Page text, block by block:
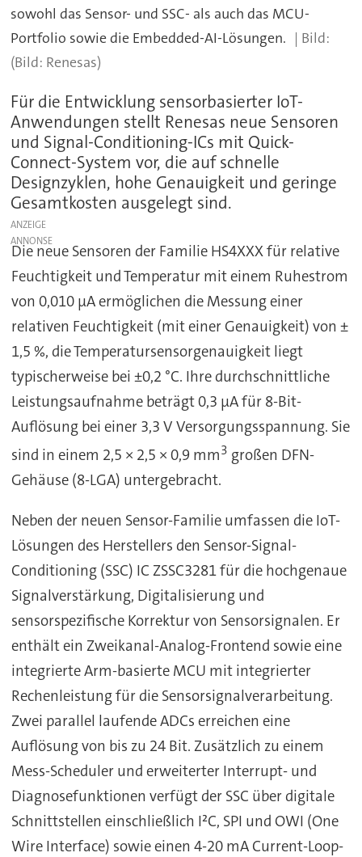
sowohl das Sensor- und SSC- als auch das MCU-
Portfolio sowie die Embedded-AI-Lösungen.
(Bild: Renesas)
Für die Entwicklung sensorbasierter IoT-
Anwendungen stellt Renesas neue Sensoren
und Signal-Conditioning-ICs mit Quick-
Connect-System vor, die auf schnelle
Designzyklen, hohe Genauigkeit und geringe
Gesamtkosten ausgelegt sind.
ANZEIGE
Die neue Sensoren der Familie HS4XXX für relative
Feuchtigkeit und Temperatur mit einem Ruhestrom
von 0,010 µA ermöglichen die Messung einer
relativen Feuchtigkeit (mit einer Genauigkeit) von ±
1,5 %, die Temperatursensorgenauigkeit liegt
typischerweise bei ±0,2 °C. Ihre durchschnittliche
Leistungsaufnahme beträgt 0,3 µA für 8-Bit-
Auflösung bei einer 3,3 V Versorgungsspannung. Sie
sind in einem 2,5 × 2,5 × 0,9 mm3 großen DFN-
Gehäuse (8-LGA) untergebracht.
Neben der neuen Sensor-Familie umfassen die IoT-
Lösungen des Herstellers den Sensor-Signal-
Conditioning (SSC) IC ZSSC3281 für die hochgenaue
Signalverstärkung, Digitalisierung und
sensorspezifische Korrektur von Sensorsignalen. Er
enthält ein Zweikanal-Analog-Frontend sowie eine
integrierte Arm-basierte MCU mit integrierter
Rechenleistung für die Sensorsignalverarbeitung.
Zwei parallel laufende ADCs erreichen eine
Auflösung von bis zu 24 Bit. Zusätzlich zu einem
Mess-Scheduler und erweiterter Interrupt- und
Diagnosefunktionen verfügt der SSC über digitale
Schnittstellen einschließlich I²C, SPI und OWI (One
Wire Interface) sowie einen 4-20 mA Current-Loop-